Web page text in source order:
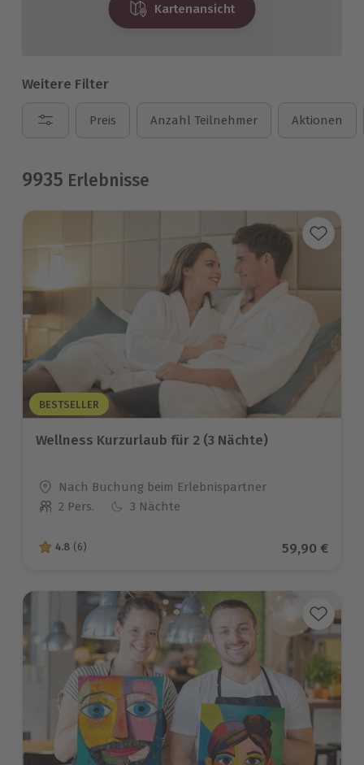
Kartenansicht
Weitere Filter
Preis Anzahl Teilnehmer Aktionen
9935 Erlebnisse
BESTSELLER
Wellness Kurzurlaub für 2 (3 Nächte)
Standort
Nach Buchung beim Erlebnispartner
Anzahl der Teilnehmer
2 Pers. 3 Nächte
4.8 von 5 Sternen basierend auf 6 Bewertungen
4.8 (6) Aktueller
59,90 €